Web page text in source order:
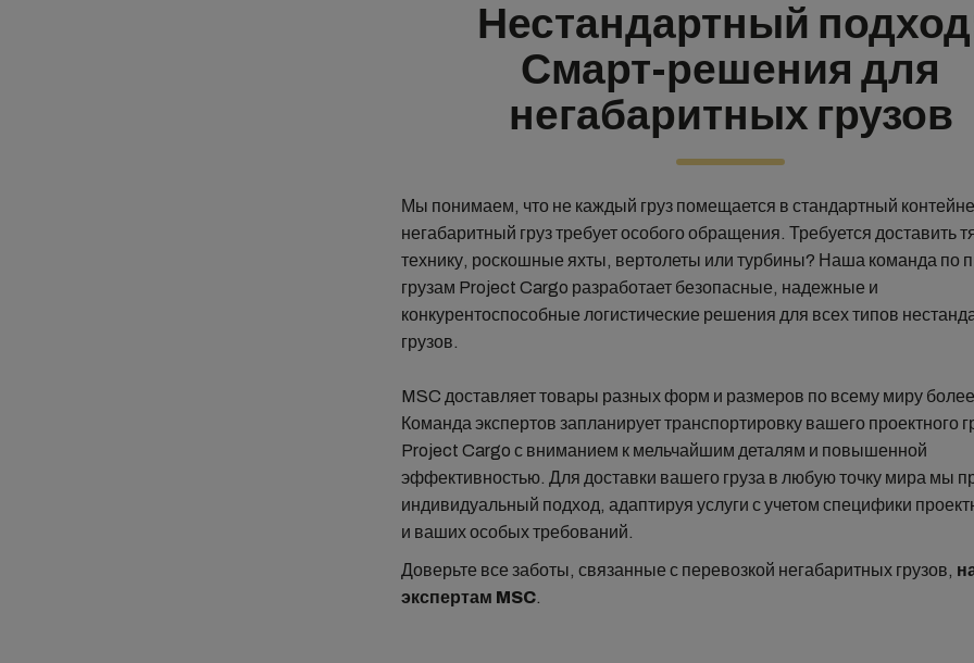
Нестандартный
Смарт-решения для
негабаритных грузов
Мы понимаем, что не каждый груз помещается в стандартный
негабаритный груз требует особого обращения. Требуется доставить
технику, роскошные яхты, вертолеты или турбины? Наша команда по
грузам Project Cargo разработает безопасные, надежные и
конкурентоспособные логистические решения для всех типов
грузов.
MSC доставляет товары разных форм и размеров по всему миру более
Команда экспертов запланирует транспортировку вашего проектного
Project Cargo с вниманием к мельчайшим деталям и повышенной
эффективностью. Для доставки вашего груза в любую точку мира мы
индивидуальный подход, адаптируя услуги с учетом специфики
и ваших особых требований.
Доверьте все заботы, связанные с перевозкой негабаритных грузов,
экспертам MSC.